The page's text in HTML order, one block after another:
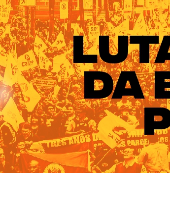
do Rio Grande do Sul